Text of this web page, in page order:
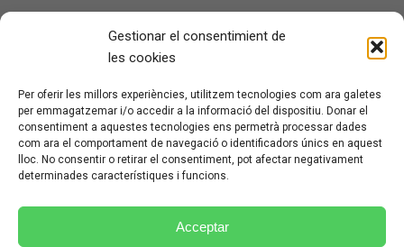
Gestionar el consentimient de
les cookies
Per oferir les millors experiències, utilitzem tecnologies com ara galetes
per emmagatzemar i/o accedir a la informació del dispositiu. Donar el
consentiment a aquestes tecnologies ens permetrà processar dades
com ara el comportament de navegació o identificadors únics en aquest
lloc. No consentir o retirar el consentiment, pot afectar negativament
determinades característiques i funcions.
Acceptar
QUI SOC?
CONTACTE
AVÍS LEGAL I PROTECCIÓ DE DADES
POLÍTICA DE COOKIES (UE)
CONDICIONS PARTICULARS D’ÚS I CONTRACTACIÓ